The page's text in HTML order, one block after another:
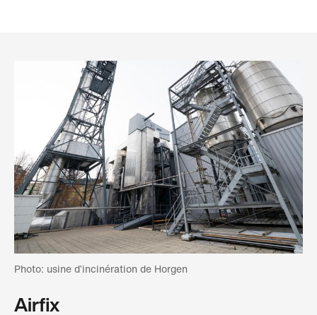
Photo: usine d’incinération de Horgen
Airfix